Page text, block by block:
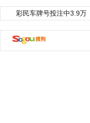
彩民车牌号投注中3.9万